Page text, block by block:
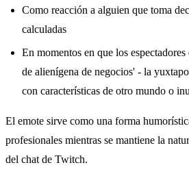
Como reacción a alguien que toma
calculadas
En momentos en que los
de alienígena de negocios' - la
con características de otro mundo o
El emote sirve como una forma
profesionales mientras se mantiene la
del chat de Twitch.